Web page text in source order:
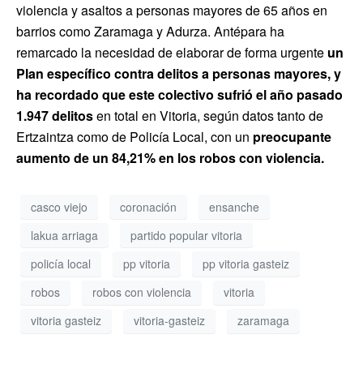
violencia y asaltos a personas mayores de 65 años en
barrios como Zaramaga y Adurza. Antépara ha
remarcado la necesidad de elaborar de forma urgente un
Plan específico contra delitos a personas mayores,y
ha recordado que este colectivo sufrió el año pasado
1.947 delitosen total en Vitoria, según datos tanto de
Ertzaintza como de Policía Local, con un preocupante
aumento de un 84,21% en los robos con violencia.
casco viejo coronación
ensanche
lakua arriaga
partido popular vitoria
policía local
pp vitoria
pp vitoria gasteiz
robos
robos con violencia
vitoria
vitoria gasteiz
vitoria-gasteiz zaramaga